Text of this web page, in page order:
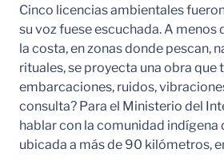
Cinco licencias ambientales
su voz fuese escuchada. A
la costa, en zonas donde pescan,
rituales, se proyecta una obra que
embarcaciones, ruidos,
consulta? Para el Ministerio del
hablar con la comunidad indígena
ubicada a más de 90 kilómetros,